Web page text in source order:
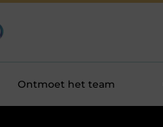
Ontmoet het team